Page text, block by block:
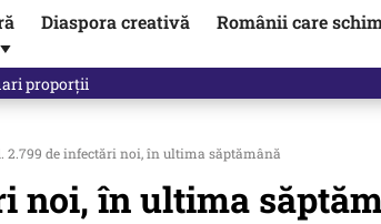
Diaspora creativă
Românii care
▼
2.799 de infectări noi, în ultima săptămână
noi, în ultima